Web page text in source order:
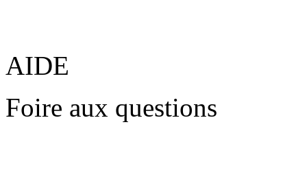
AIDE
Foire aux questions